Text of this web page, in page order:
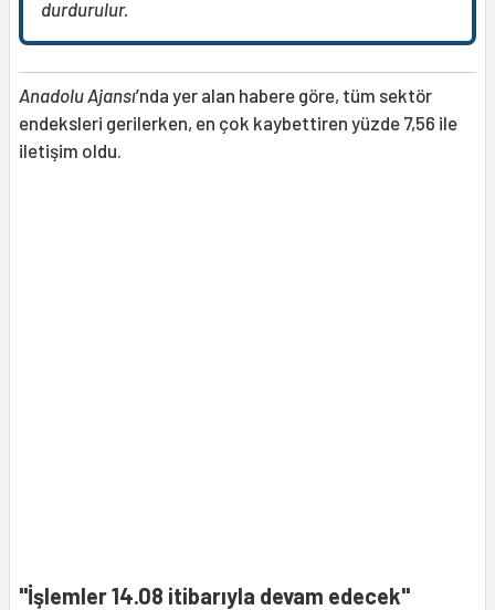
durdurulur.
Anadolu Ajansı’nda yer alan habere göre, tüm sektör
endeksleri gerilerken, en çok kaybettiren yüzde 7,56 ile
iletişim oldu.
"İşlemler 14.08 itibarıyla devam edecek"